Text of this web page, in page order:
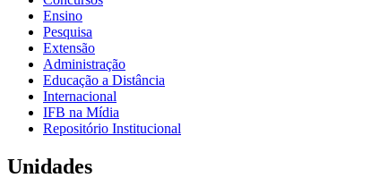
Ensino
Pesquisa
Extensão
Administração
Educação a Distância
Internacional
IFB na Mídia
Repositório Institucional
Unidades